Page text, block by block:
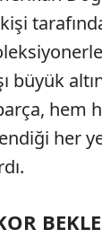
büyük
hem
her